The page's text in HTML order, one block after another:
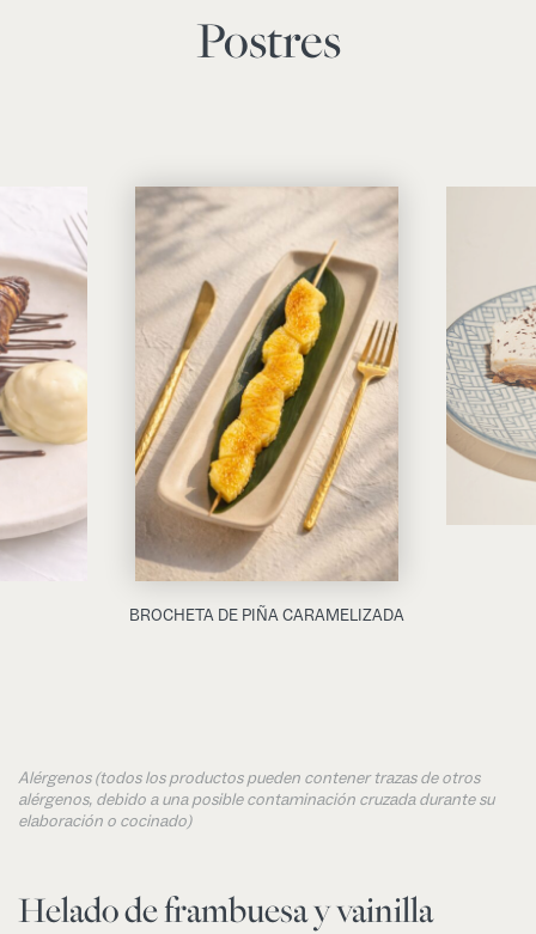
Postres
BROCHETA DE PIÑA CARAMELIZADA
Alérgenos (todos los productos pueden contener trazas de otros
alérgenos, debido a una posible contaminación cruzada durante su
elaboración o cocinado)
Helado de frambuesa y vainilla